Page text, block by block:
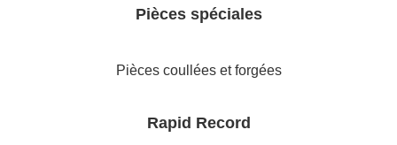
Pièces spéciales
Pièces coullées et forgées
Rapid Record